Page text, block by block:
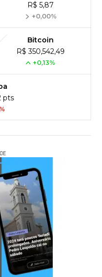
R$ 5,87
+0,00%
Bitcoin
R$ 350,542,49
+0,13%
pts